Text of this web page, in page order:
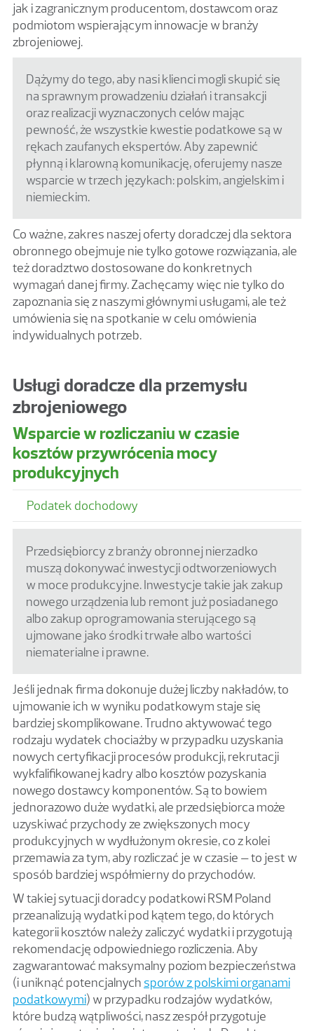
jak i zagranicznym producentom, dostawcom oraz
podmiotom wspierającym innowacje w branży
zbrojeniowej.
Dążymy do tego, aby nasi klienci mogli skupić się
na sprawnym prowadzeniu działań i transakcji
oraz realizacji wyznaczonych celów mając
pewność, że wszystkie kwestie podatkowe są w
rękach zaufanych ekspertów. Aby zapewnić
płynną i klarowną komunikację, oferujemy nasze
wsparcie w trzech językach: polskim, angielskim i
niemieckim.
Co ważne, zakres naszej oferty doradczej dla sektora
obronnego obejmuje nie tylko gotowe rozwiązania, ale
też doradztwo dostosowane do konkretnych
wymagań danej firmy. Zachęcamy więc nie tylko do
zapoznania się z naszymi głównymi usługami, ale też
umówienia się na spotkanie w celu omówienia
indywidualnych potrzeb.
Usługi doradcze dla przemysłu
zbrojeniowego
Wsparcie w rozliczaniu w czasie
kosztów przywrócenia mocy
produkcyjnych
Podatek dochodowy
Przedsiębiorcy z branży obronnej nierzadko
muszą dokonywać inwestycji odtworzeniowych
w moce produkcyjne. Inwestycje takie jak zakup
nowego urządzenia lub remont już posiadanego
albo zakup oprogramowania sterującego są
ujmowane jako środki trwałe albo wartości
niematerialne i prawne.
Jeśli jednak firma dokonuje dużej liczby nakładów, to
ujmowanie ich w wyniku podatkowym staje się
bardziej skomplikowane. Trudno aktywować tego
rodzaju wydatek chociażby w przypadku uzyskania
nowych certyfikacji procesów produkcji, rekrutacji
wykfalifikowanej kadry albo kosztów pozyskania
nowego dostawcy komponentów. Są to bowiem
jednorazowo duże wydatki, ale przedsiębiorca może
uzyskiwać przychody ze zwiększonych mocy
produkcyjnych w wydłużonym okresie, co z kolei
przemawia za tym, aby rozliczać je w czasie – to jest w
sposób bardziej współmierny do przychodów.
W takiej sytuacji doradcy podatkowi RSM Poland
przeanalizują wydatki pod kątem tego, do których
kategorii kosztów należy zaliczyć wydatki i przygotują
rekomendację odpowiedniego rozliczenia. Aby
zagwarantować maksymalny poziom bezpieczeństwa
(i uniknąć potencjalnych sporów z polskimi organami
podatkowymi) w przypadku rodzajów wydatków,
które budzą wątpliwości, nasz zespół przygotuje